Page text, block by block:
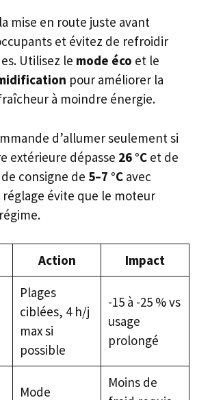
mise en route juste avant
et évitez de refroidir
Utilisez le mode éco et le
pour améliorer la
à moindre énergie.
d’allumer seulement si
extérieure dépasse 26 °C et de
consigne de 5–7 °C avec
réglage évite que le moteur
Action Impact
Plages
ciblées, 4 h/j
max si
possible
-15 à -25 % vs
usage
prolongé
Mode
Moins de